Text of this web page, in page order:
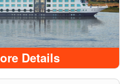
Details